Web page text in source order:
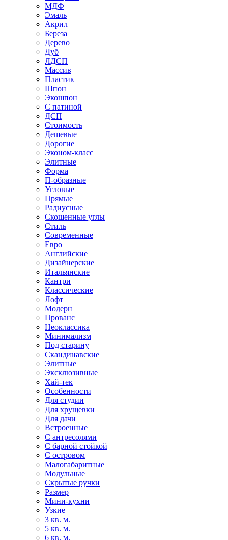
МДФ
Эмаль
Акрил
Береза
Дерево
Дуб
ЛДСП
Массив
Пластик
Шпон
Экошпон
С патиной
ДСП
Стоимость
Дешевые
Дорогие
Эконом-класс
Элитные
Форма
П-образные
Угловые
Прямые
Радиусные
Скошенные углы
Стиль
Современные
Евро
Английские
Дизайнерские
Итальянские
Кантри
Классические
Лофт
Модерн
Прованс
Неоклассика
Минимализм
Под старину
Скандинавские
Элитные
Эксклюзивные
Хай-тек
Особенности
Для студии
Для хрущевки
Для дачи
Встроенные
С антресолями
С барной стойкой
С островом
Малогабаритные
Модульные
Скрытые ручки
Размер
Мини-кухни
Узкие
3 кв. м.
5 кв. м.
6 кв. м.